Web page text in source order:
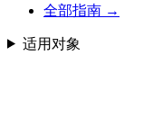
全部指南 →
适用对象